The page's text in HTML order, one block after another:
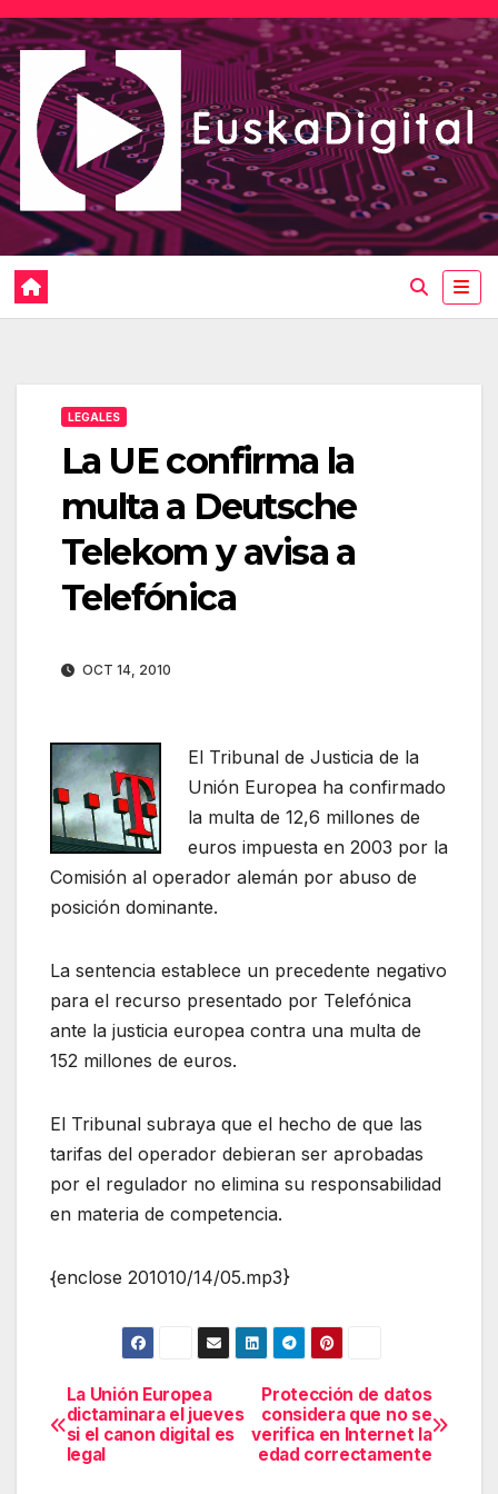
Saltar
al
contenido
LEGALES
La UE confirma la
multa a Deutsche
Telekom y avisa a
Telefónica
OCT 14, 2010
El Tribunal de Justicia de la
Unión Europea ha confirmado
la multa de 12,6 millones de
euros impuesta en 2003 por la
Comisión al operador alemán por abuso de
posición dominante.
La sentencia establece un precedente negativo
para el recurso presentado por Telefónica
ante la justicia europea contra una multa de
152 millones de euros.
El Tribunal subraya que el hecho de que las
tarifas del operador debieran ser aprobadas
por el regulador no elimina su responsabilidad
en materia de competencia.
{enclose 201010/14/05.mp3}
Navegación
de
Protección de datos
considera que no se
verifica en Internet la
edad correctamente
La Unión Europea
dictaminara el jueves
si el canon digital es
legal